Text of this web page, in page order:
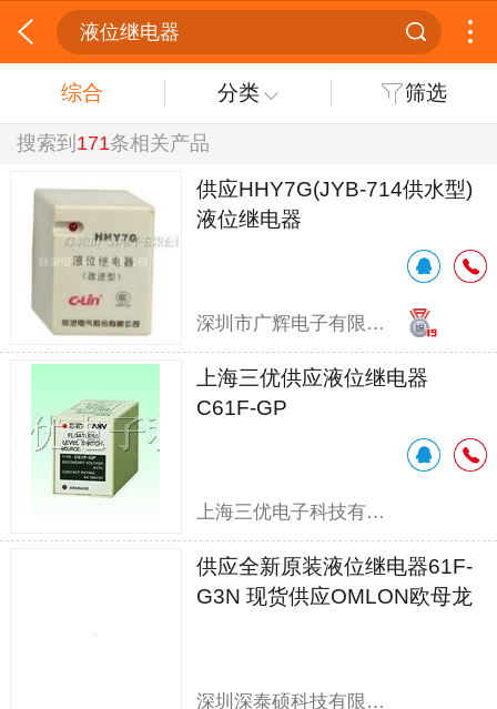
液位继电器
综合 分类 筛选
搜索到 171条相关产品
供应HHY7G(JYB-714供水型)
液位继电器
深圳市广辉电子有限公司
上海三优供应液位继电器
C61F-GP
上海三优电子科技有限公司
供应全新原装液位继电器61F-
G3N 现货供应OMLON欧母龙
深圳深泰硕科技有限公司